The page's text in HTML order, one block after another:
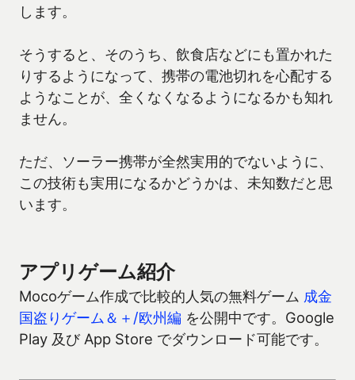
します。
そうすると、そのうち、飲食店などにも置かれた
りするようになって、携帯の電池切れを心配する
ようなことが、全くなくなるようになるかも知れ
ません。
ただ、ソーラー携帯が全然実用的でないように、
この技術も実用になるかどうかは、未知数だと思
います。
アプリゲーム紹介
Mocoゲーム作成で比較的人気の無料ゲーム 成金
国盗りゲーム＆＋/欧州編 を公開中です。Google
Play 及び App Store でダウンロード可能です。